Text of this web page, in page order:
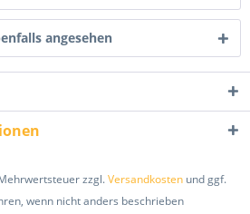
angesehen
zzgl.Versandkosten und ggf.
wenn nicht anders beschrieben